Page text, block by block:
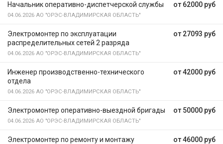
от 62000 руб
Начальник оперативно-диспетчерской службы
04.06.2026 АО "ОРЭС-ВЛАДИМИРСКАЯ ОБЛАСТЬ"
от 27093 руб
Электромонтер по эксплуатации
распределительных сетей 2 разряда
04.06.2026 АО "ОРЭС-ВЛАДИМИРСКАЯ ОБЛАСТЬ"
от 42000 руб
Инженер производственно-технического
отдела
04.06.2026 АО "ОРЭС-ВЛАДИМИРСКАЯ ОБЛАСТЬ"
от 50000 руб
Электромонтер оперативно-выездной бригады
04.06.2026 АО "ОРЭС-ВЛАДИМИРСКАЯ ОБЛАСТЬ"
от 46000 руб
Электромонтер по ремонту и монтажу